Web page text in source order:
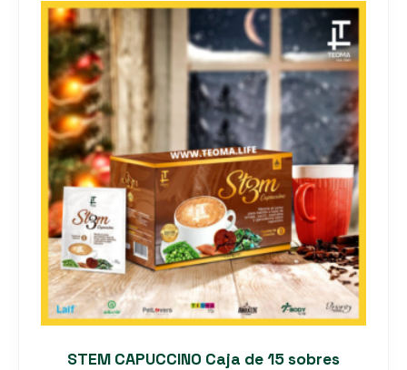
STEM CAPUCCINO Caja de 15 sobres